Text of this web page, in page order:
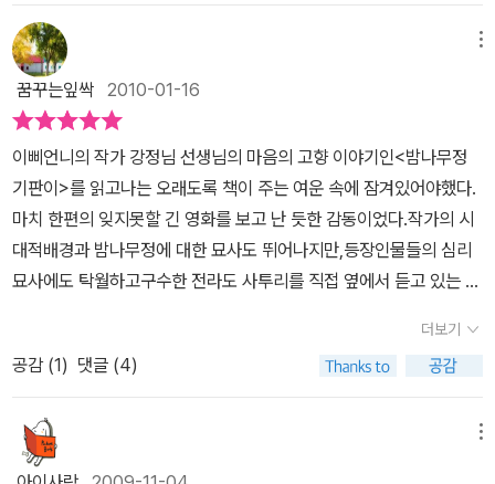
이 기판이가 태어나고 얼마후 밤나무정으로 이사를 하게 된다,책의
중반이 기판이 할머니 아버지 이야기였다면 나머지 부분은 기판이 이
야기다언제나 친구들의 뒤치닥거리를 도맡아야 했던 기판이 힘이없
어서일까아니면 엄마 때문인지 몰라도 기판이는 언제나 친구들이 놀
이감이었다가만 보면 조금은 답답한 부분도 없지않다힘이없었다면
힘을 기르면 되고,아니면 무시해버리면 될일을 ,,나이가 나이니 만큰
친구란것을 무시못할 나이에 겪는 기판이의 청소년기는 참으로 힘든
삶 자체였다,그렇게 청소년기를 보낸 기판이는 못된 친구들때문에 더
큰 꿈도 꾸어보지 못하고 먼나라고 길을 떠나게 되었다,누가 기판이
려고 가난속에서도 일을 하던 아버지,욕심이 많아 내것도 내것이요
남의것도 내것이라 여기던 어머니 그리고 아들이 사랑이 너무 커서
그 기대치도 너무 커서 하염없이 아들에게 부담을 주었던 그분,그리
고 변함없이 기판이를 놀리고 힘들어하게 했던 친구들,기판이에게는
그저 기판이라면 하염없이 다독여주던 누나만이 진정한 사랑이 아니
들을 만나고 이별하면서 날실과 씨실로 엮어가는 우리네 삶은 수많은
사연들로 갖가지 무늬를 새기고 살아가는 삶인지도 모른다. 돌연한
만남은 또 다른 우연을 필연으로 만들며 헤어나기 힘든 나락으로 이
끌기도 한다. 교묘한 속임수에 홀려 가산을 탕진하고 병을 얻어 세상
을 떠난 기판이 할아버지의 죽음은 만나서는 안 될 사람을 만나 얻은
화였다. 그로 인해 남은 가족들의 신산한 삶은 간단없이 이어졌다. 세
상 물정에 어두운 장자 댁이 행상으로 삼형제를 키우며 그 자식들이
각기 가정을 이뤄 살림을 나면서 벌어지는 삶의 일상은 유쾌한 일보
다는 불행한 일들이 더 많았다.경제적 결핍으로 힘든 나날이었지만
우애 있게 지내던 형제들이 각기 다른 가정을 이뤄 살게 되면서 불화
하는 날이 늘어났다. 우여곡절 끝에 탐욕스런 안골 댁이 둘째 아들 남
섭과 결혼하면서 크고 작은 다툼은 또 다른 고통 속으로 식구들을 몰
부를 위해 마련한 집에 자기네 세간을 옮겨 그 집을 차지해 버리는 파
렴치한 일을 서슴지 않았다. 슬하에 딸만 두었던 안골 댁은 귀신 소동
을 벌이면서까지 아들을 낳기 위해 갖은 정성을 다하는 모습에 실소
꿈꾸는잎싹 2010-01-16
이삐언니의 작가 강정님 선생님의 마음의 고향 이야기인<밤나무정
기판이>를 읽고나는 오래도록 책이 주는 여운 속에 잠겨있어야했다.
마치 한편의 잊지못할 긴 영화를 보고 난 듯한 감동이었다.작가의 시
대적배경과 밤나무정에 대한 묘사도 뛰어나지만,등장인물들의 심리
묘사에도 탁월하고구수한 전라도 사투리를 직접 옆에서 듣고 있는 듯
은아이들이 그냥 읽고 넘긴 단순한 동화가 아니라 국어책에 수록하거
나, 영화로 제작하여오래도록 남겨두었으면 좋겠다는 생각이 개인적
으로 들었다.어린이전문출판사인 푸른책들에서 나온 푸른도서관시리
즈 중 하나인 이 책은 두께로 봐서는 초등고학년이 읽을 만 하다고 생
각지 모르겠으나, 중, 고등학생 정도의 청소년이 읽어야 적당할 것 같
더보기
공감 (1) 댓글 (4)